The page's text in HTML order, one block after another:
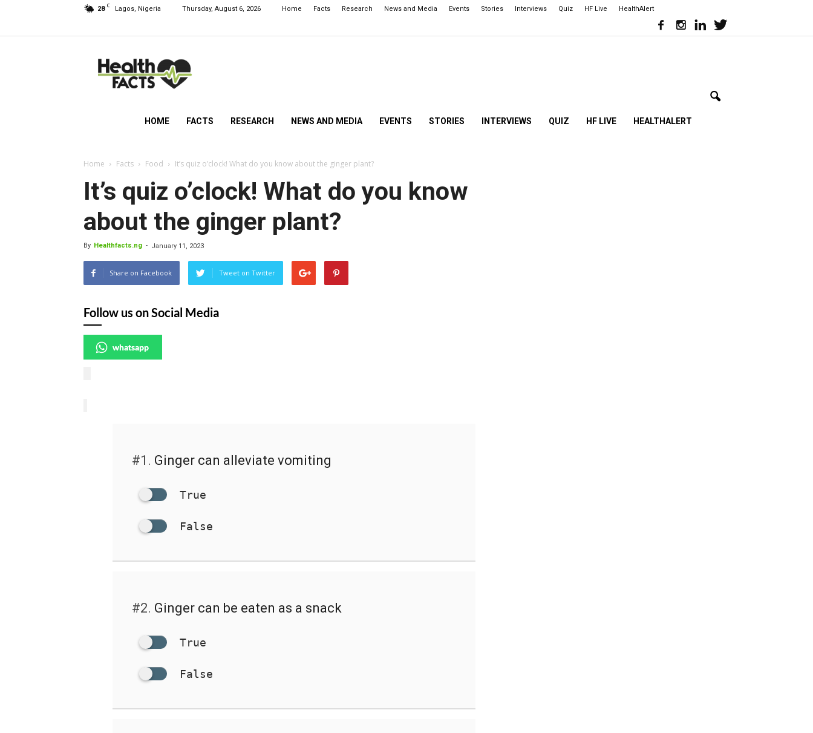
28 C Lagos, Nigeria Thursday, August 6, 2026 Home Facts Research News and Media Events Stories Interviews Quiz HF Live HealthAlert
NG
HOME FACTS RESEARCH NEWS AND MEDIA EVENTS STORIES INTERVIEWS QUIZ HF LIVE HEALTHALERT
Home Facts Food It’s quiz o’clock! What do you know about the ginger plant?
It’s quiz o’clock! What do you know
about the ginger plant?
By Healthfacts.ng - January 11, 2023
Share on Facebook Tweet on Twitter
Follow us on Social Media
whatsapp
#1. Ginger can alleviate vomiting
True
False
#2. Ginger can be eaten as a snack
True
False